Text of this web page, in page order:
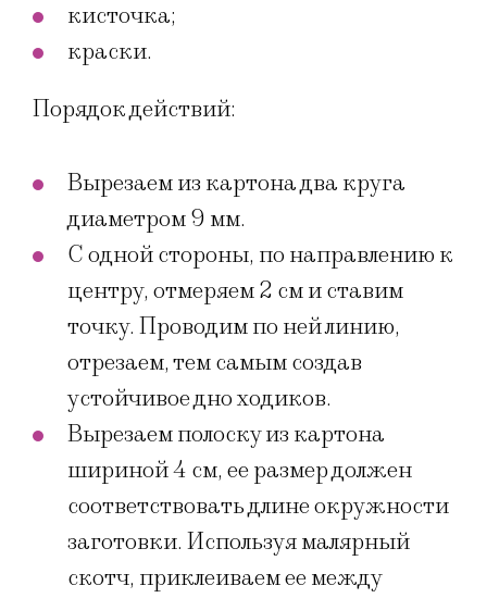
кисточка;
краски.
Порядок действий:
Вырезаем из картона два круга
диаметром 9 мм.
С одной стороны, по направлению к
центру, отмеряем 2 см и ставим
точку. Проводим по ней линию,
отрезаем, тем самым создав
устойчивое дно ходиков.
Вырезаем полоску из картона
шириной 4 см, ее размер должен
соответствовать длине окружности
заготовки. Используя малярный
скотч, приклеиваем ее между